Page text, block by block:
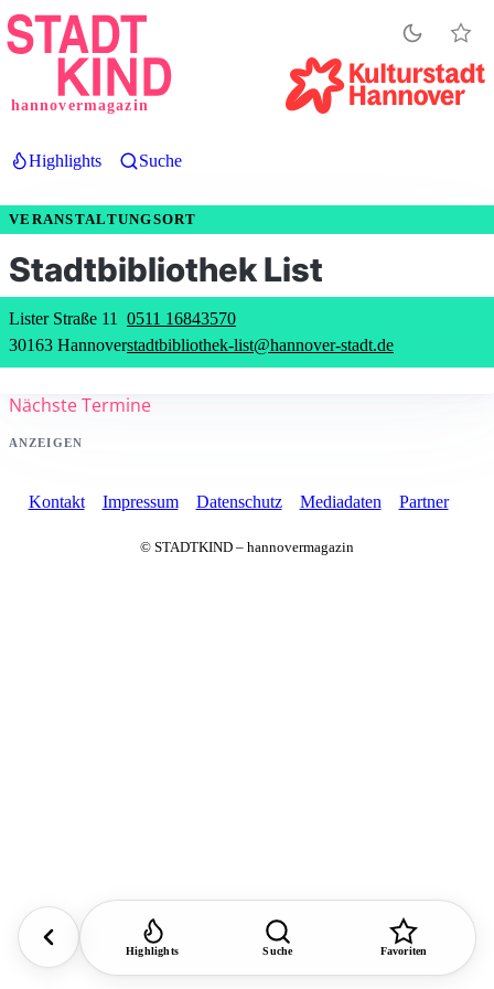
Direkt
zum
hannovermagazin
Highlights Suche
VERANSTALTUNGSORT
Stadtbibliothek List
Lister Straße 11
30163 Hannover
0511 16843570
stadtbibliothek-list@hannover-stadt.de
Nächste Termine
ANZEIGEN
Kontakt Impressum Datenschutz Mediadaten Partner
© STADTKIND – hannovermagazin
Highlights Suche Favoriten